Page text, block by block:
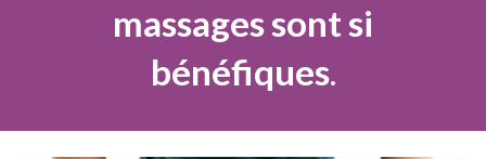
massages sont si
bénéfiques.